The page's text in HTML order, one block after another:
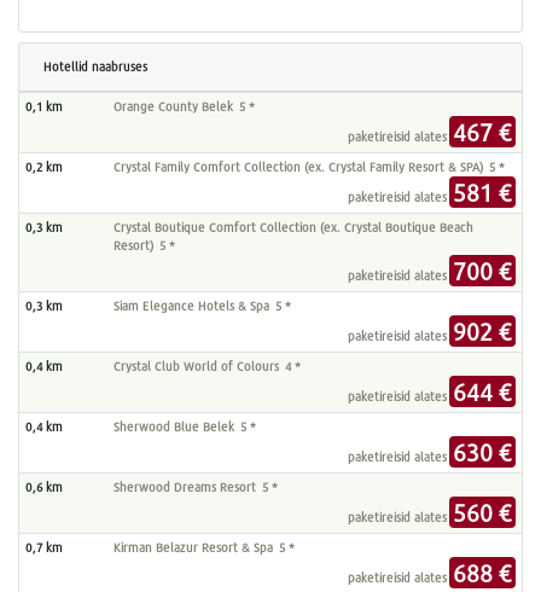
Hotellid naabruses
0,1 km Orange County Belek 5 *
paketireisid alates 467 €
0,2 km Crystal Family Comfort Collection (ex. Crystal Family Resort & SPA) 5 *
paketireisid alates 581 €
0,3 km
Crystal Boutique Comfort Collection (ex. Crystal Boutique Beach
Resort) 5 *
paketireisid alates 700 €
0,3 km Siam Elegance Hotels & Spa 5 *
paketireisid alates 902 €
0,4 km Crystal Club World of Colours 4 *
paketireisid alates 644 €
0,4 km Sherwood Blue Belek 5 *
paketireisid alates 630 €
0,6 km Sherwood Dreams Resort 5 *
paketireisid alates 560 €
0,7 km Kirman Belazur Resort & Spa 5 *
paketireisid alates 688 €